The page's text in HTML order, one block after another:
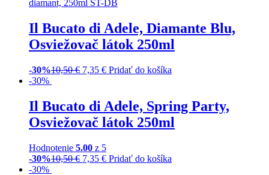
Il Bucato di Adele, Diamante Blu,
Osviežovač látok 250ml
-30%10,50€ 7,35 € Pridať do košíka
-30%
Il Bucato di Adele, Spring Party,
Osviežovač látok 250ml
Hodnotenie 5.00 z 5
-30%10,50€ 7,35 € Pridať do košíka
-30%